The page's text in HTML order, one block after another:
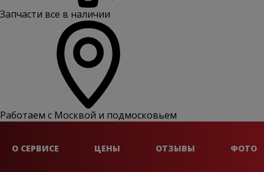
Запчасти все в наличии
Работаем с Москвой и подмосковьем
О СЕРВИСЕ ЦЕНЫ ОТЗЫВЫ ФОТО